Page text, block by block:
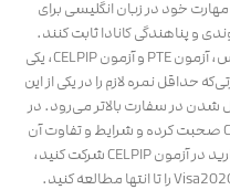
خود در زبان انگلیسی برای
و پناهندگی کانادا ثابت کنند.
متقاضیان می‌توانند از بین سه آزمون آیلتس، آزمون PTE و آزمون CELPIP، یکی
حداقل نمره لازم را در یکی از این
شدن در سفارت بالاتر می‌رود. در
این مقاله قصد داریم درباره آزمون CELPIP صحبت کرده و شرایط و تفاوت‌ آن
با آزمون IELTS را بررسی کنیم. اگر قصد دارید در آزمون CELPIP شرکت کنید،